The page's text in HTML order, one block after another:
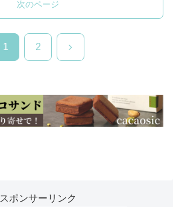
次のページ
1 2 次
スポンサーリンク